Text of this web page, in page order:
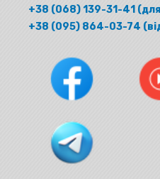
+38 (068) 139-31-41
+38 (095) 864-03-74